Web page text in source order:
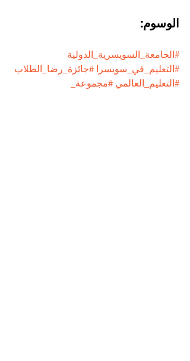
الوسوم:
#الجامعة_السويسرية_الدولية
#التعليم_في_سويسرا #جائزة_رضا_الطلاب
#التعليم_العالمي #مجموعة_